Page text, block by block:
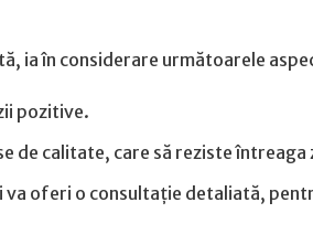
ia în considerare următoarele
pozitive.
de calitate, care să reziste întreaga
oferi o consultație detaliată,